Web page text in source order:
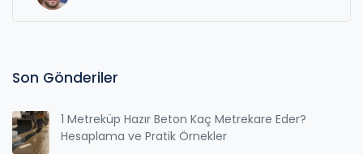
Son Gönderiler
1 Metreküp Hazır Beton Kaç Metrekare Eder?
Hesaplama ve Pratik Örnekler